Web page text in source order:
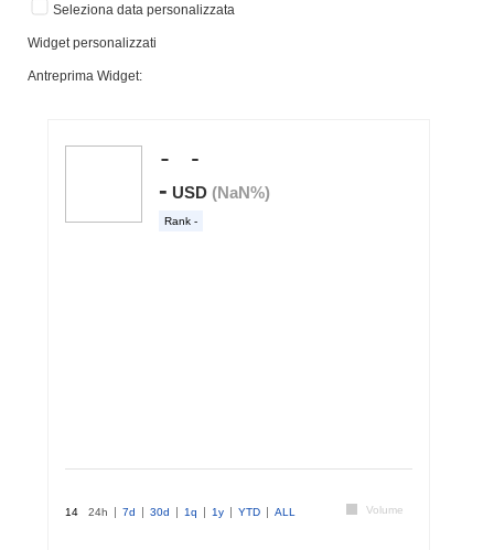
Seleziona data personalizzata
Widget personalizzati
Antreprima Widget: